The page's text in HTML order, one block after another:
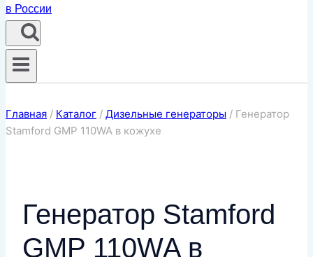
Главная / Каталог / Дизельные генераторы / Генератор
Stamford GMP 110WA в кожухе
Генератор Stamford
GMP 110WA в